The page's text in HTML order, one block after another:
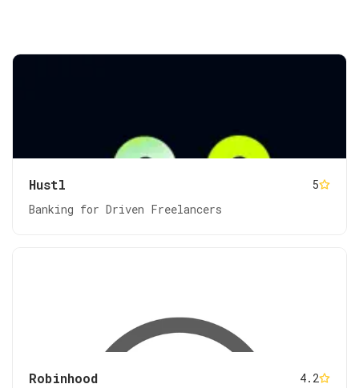
Hustl
5
Banking for Driven Freelancers
Robinhood
4.2